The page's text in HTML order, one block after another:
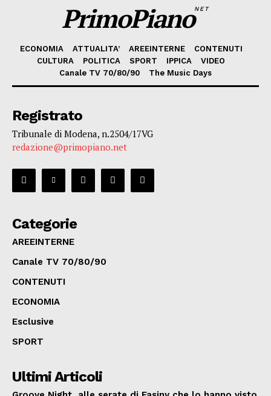
PrimoPianoNET
ECONOMIA ATTUALITA’ AREEINTERNE
CONTENUTI
CULTURA
POLITICA SPORT IPPICA
VIDEO
Canale TV 70/80/90
The Music Days
Registrato
Tribunale di Modena, n.2504/17VG
redazione@primopiano.net
Categorie
AREEINTERNE
Canale TV 70/80/90
CONTENUTI
ECONOMIA
Esclusive
SPORT
Ultimi Articoli